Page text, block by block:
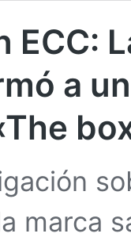
ECC:
a
marca